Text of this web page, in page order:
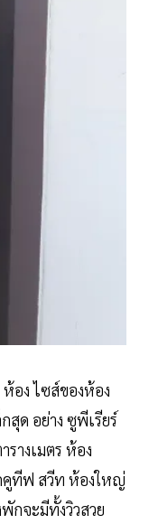
ง ไซส์ของห้อง
ด อย่าง ซูพีเรียร์
างเมตร ห้อง
คูทีฟ สวีท ห้องใหญ่
กจะมีทั้งวิวสวย